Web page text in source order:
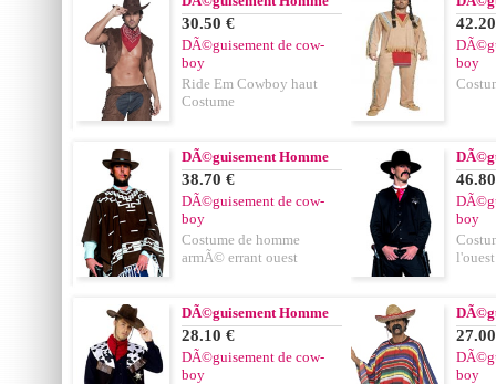
30.50 €
DÃ©guisement de cow-
boy
Ride Em Cowboy haut
Costume
boy
DÃ©guisement Homme
38.70 €
DÃ©guisement de cow-
boy
Costume de homme
armÃ© errant ouest
boy
l'ouest
DÃ©guisement Homme
28.10 €
DÃ©guisement de cow-
boy
boy